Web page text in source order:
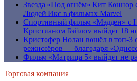
Звезда «Под огнём» Кит Коннор
Людей Икс в фильмах Marvel
Спортивный фильм «Мэдден» с
Кристианом Бэйлом выйдет 18
Кристофер Нолан вошёл в топ-3
режиссёров — благодаря
Фильм «Матрица 5» выйдет не
Торговая компания